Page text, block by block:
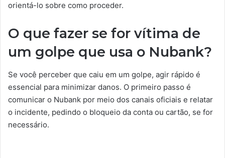
orientá-lo sobre como proceder.
O que fazer se for vítima de
um golpe que usa o Nubank?
Se você perceber que caiu em um golpe, agir rápido é
essencial para minimizar danos. O primeiro passo é
comunicar o Nubank por meio dos canais oficiais e relatar
o incidente, pedindo o bloqueio da conta ou cartão, se for
necessário.